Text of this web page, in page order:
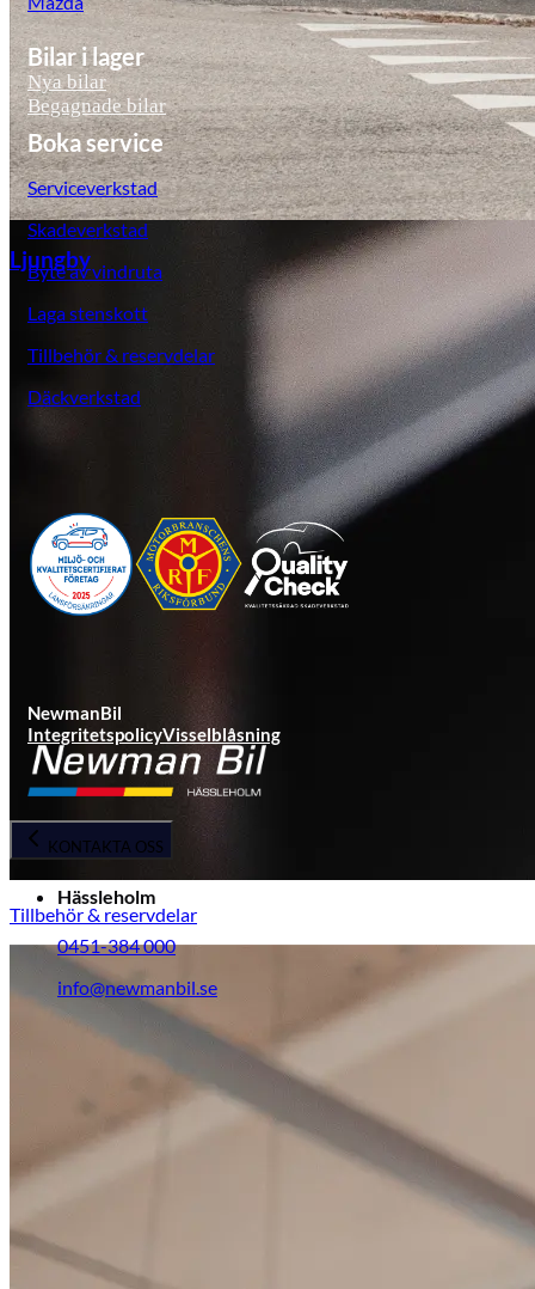
Tillbehör & reservdelar
Ljungby
Bilar i lager
Nya bilar
Begagnade bilar
Boka service
Serviceverkstad
Skadeverkstad
Byte av vindruta
Laga stenskott
Tillbehör & reservdelar
Däckverkstad
NewmanBil
IntegritetspolicyVisselblåsning
KONTAKTA OSS
Hässleholm
0451-384 000
info@newmanbil.se